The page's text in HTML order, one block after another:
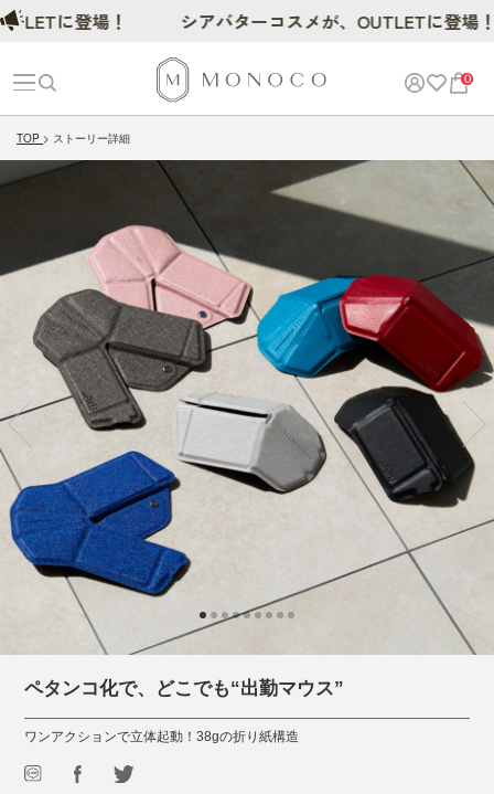
0
TOP ストーリー詳細
ペタンコ化で、どこでも“出勤マウス”
ワンアクションで立体起動！38gの折り紙構造
に登場！ シアバターコスメが、OUTLETに登場！